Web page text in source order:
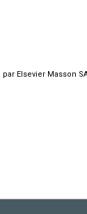
Elsevier Masson